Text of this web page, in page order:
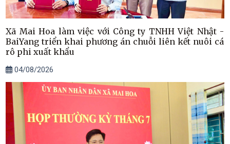
Xã Mai Hoa làm việc với Công ty TNHH Việt Nhật -
BaiYang triển khai phương án chuỗi liên kết nuôi cá
rô phi xuất khẩu
04/08/2026